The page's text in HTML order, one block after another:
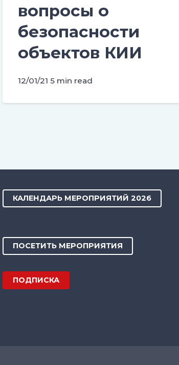
вопросы о
безопасности
объектов КИИ
12/01/21 5 min read
КАЛЕНДАРЬ МЕРОПРИЯТИЙ 2026
ПОСЕТИТЬ МЕРОПРИЯТИЯ
ПОДПИСКА